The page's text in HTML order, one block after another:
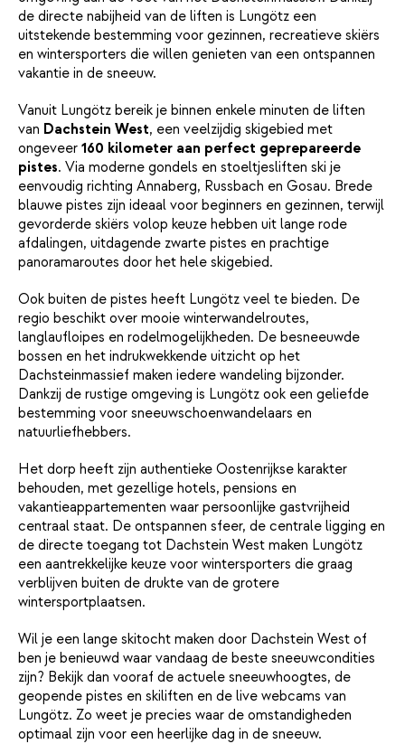
de directe nabijheid van de liften is Lungötz een
uitstekende bestemming voor gezinnen, recreatieve skiërs
en wintersporters die willen genieten van een ontspannen
vakantie in de sneeuw.
Vanuit Lungötz bereik je binnen enkele minuten de liften
van Dachstein West, een veelzijdig skigebied met
ongeveer 160 kilometer aan perfect geprepareerde
pistes. Via moderne gondels en stoeltjesliften ski je
eenvoudig richting Annaberg, Russbach en Gosau. Brede
blauwe pistes zijn ideaal voor beginners en gezinnen, terwijl
gevorderde skiërs volop keuze hebben uit lange rode
afdalingen, uitdagende zwarte pistes en prachtige
panoramaroutes door het hele skigebied.
Ook buiten de pistes heeft Lungötz veel te bieden. De
regio beschikt over mooie winterwandelroutes,
langlaufloipes en rodelmogelijkheden. De besneeuwde
bossen en het indrukwekkende uitzicht op het
Dachsteinmassief maken iedere wandeling bijzonder.
Dankzij de rustige omgeving is Lungötz ook een geliefde
bestemming voor sneeuwschoenwandelaars en
natuurliefhebbers.
Het dorp heeft zijn authentieke Oostenrijkse karakter
behouden, met gezellige hotels, pensions en
vakantieappartementen waar persoonlijke gastvrijheid
centraal staat. De ontspannen sfeer, de centrale ligging en
de directe toegang tot Dachstein West maken Lungötz
een aantrekkelijke keuze voor wintersporters die graag
verblijven buiten de drukte van de grotere
wintersportplaatsen.
Wil je een lange skitocht maken door Dachstein West of
ben je benieuwd waar vandaag de beste sneeuwcondities
zijn? Bekijk dan vooraf de actuele sneeuwhoogtes, de
geopende pistes en skiliften en de live webcams van
Lungötz. Zo weet je precies waar de omstandigheden
optimaal zijn voor een heerlijke dag in de sneeuw.